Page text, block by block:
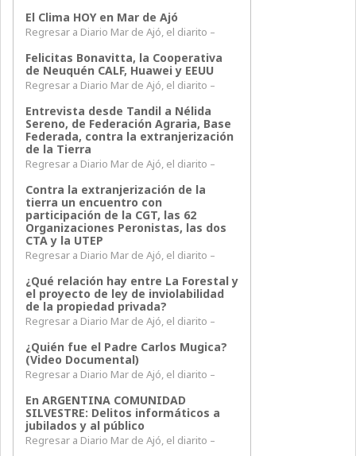
El Clima HOY en Mar de Ajó
Regresar a Diario Mar de Ajó, el diarito –
Felicitas Bonavitta, la Cooperativa
de Neuquén CALF, Huawei y EEUU
Regresar a Diario Mar de Ajó, el diarito –
Entrevista desde Tandil a Nélida
Sereno, de Federación Agraria, Base
Federada, contra la extranjerización
de la Tierra
Regresar a Diario Mar de Ajó, el diarito –
Contra la extranjerización de la
tierra un encuentro con
participación de la CGT, las 62
Organizaciones Peronistas, las dos
CTA y la UTEP
Regresar a Diario Mar de Ajó, el diarito –
¿Qué relación hay entre La Forestal y
el proyecto de ley de inviolabilidad
de la propiedad privada?
Regresar a Diario Mar de Ajó, el diarito –
¿Quién fue el Padre Carlos Mugica?
(Video Documental)
Regresar a Diario Mar de Ajó, el diarito –
En ARGENTINA COMUNIDAD
SILVESTRE: Delitos informáticos a
jubilados y al público
Regresar a Diario Mar de Ajó, el diarito –